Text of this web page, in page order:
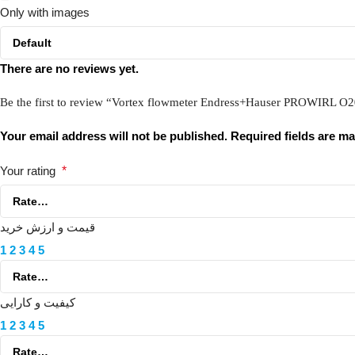
Only with images
There are no reviews yet.
Be the first to review “Vortex flowmeter Endress+Hauser PROWIRL
Your email address will not be published. Required fields are
Your rating *
قیمت و ارزش خرید
1 2 3 4 5
کیفیت و کارایی
1 2 3 4 5